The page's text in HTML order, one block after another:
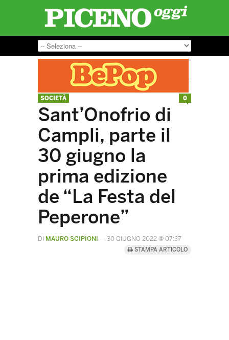
SOCIETÀ
Sant’Onofrio di
Campli, parte il
30 giugno la
prima edizione
de “La Festa del
Peperone”
DI MAURO SCIPIONI — 30 GIUGNO 2022 @ 07:37
STAMPA ARTICOLO
0